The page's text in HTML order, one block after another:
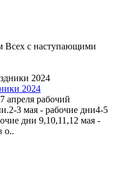
Всех с наступающими
2024
апреля рабочий
3 мая - рабочие дни4-5
дни 9,10,11,12 мая -
о..